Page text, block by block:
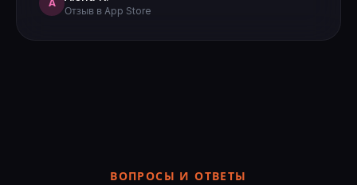
A
Отзыв в App Store
ВОПРОСЫ И ОТВЕТЫ